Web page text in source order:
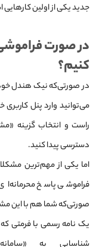
جدید یکی از اولین
در صورت
کنیم؟
در صورتی‌که نیک هندل خود
می‌توانید وارد پنل
راست و انتخاب گزینه
دسترسی پیدا کنید.
اما یکی از مهم‌ترین
فراموشی پاسخ
صورتی‌که شما هم با این
یک نامه رسمی با فرمتی که
شناسایی به